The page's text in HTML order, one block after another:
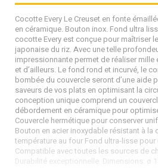
Cocotte Every Le Creuset en fonte
en céramique. Bouton inox. Fond ultra
cocotte Every est conçue pour maîtriser
japonaise du riz. Avec une telle
impressionnante permet de réaliser mille
et d’ailleurs. Le fond rond et incurvé, le
bombée du couvercle seront d’une aide
saveurs de vos plats en optimisant la
conception unique comprend un
débordement en céramique pour
Couvercle hermétique pour conserver
Bouton en acier inoxydable résistant à la
température au four Fond ultra-lisse
Compatible avec toutes les sources de
Durabilité exceptionnelle. Dimensions: ø